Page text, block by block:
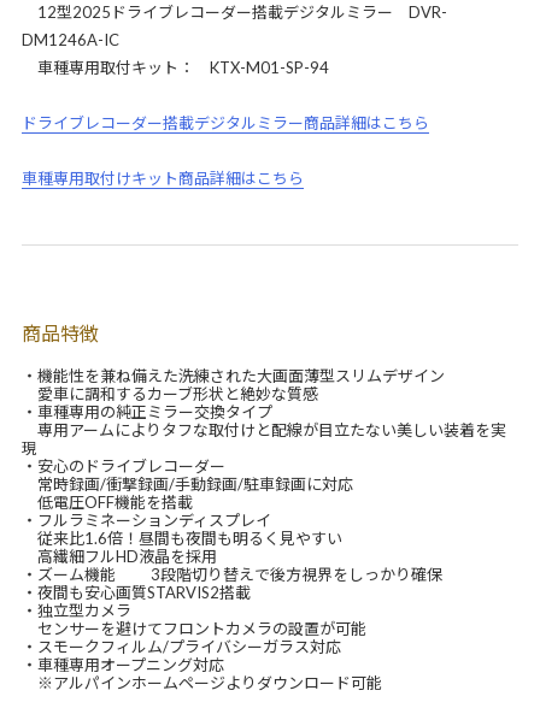
12型2025ドライブレコーダー搭載デジタルミラー DVR-
DM1246A-IC
車種専用取付キット： KTX-M01-SP-94
ドライブレコーダー搭載デジタルミラー商品詳細はこちら
車種専用取付けキット商品詳細はこちら
商品特徴
・機能性を兼ね備えた洗練された大画面薄型スリムデザイン
愛車に調和するカーブ形状と絶妙な質感
・車種専用の純正ミラー交換タイプ
専用アームによりタフな取付けと配線が目立たない美しい装着を実
現
・安心のドライブレコーダー
常時録画/衝撃録画/手動録画/駐車録画に対応
低電圧OFF機能を搭載
・フルラミネーションディスプレイ
従来比1.6倍！昼間も夜間も明るく見やすい
高繊細フルHD液晶を採用
・ズーム機能 3段階切り替えで後方視界をしっかり確保
・夜間も安心画質STARVIS2搭載
・独立型カメラ
センサーを避けてフロントカメラの設置が可能
・スモークフィルム/プライバシーガラス対応
・車種専用オープニング対応
※アルパインホームページよりダウンロード可能